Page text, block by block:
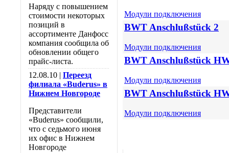
Наряду с повышением
стоимости некоторых
позиций в
ассортименте Данфосс
компания сообщила об
обновлении общего
прайс-листа.
12.08.10 | Переезд
филиала «Buderus» в
Нижнем Новгороде
Представители
«Buderus» сообщили,
что с седьмого июня
их офис в Нижнем
Новгороде
Модули подключения
BWT Anschlußstück 2
Модули подключения
BWT Anschlußstück
Модули подключения
BWT Anschlußstück
Модули подключения